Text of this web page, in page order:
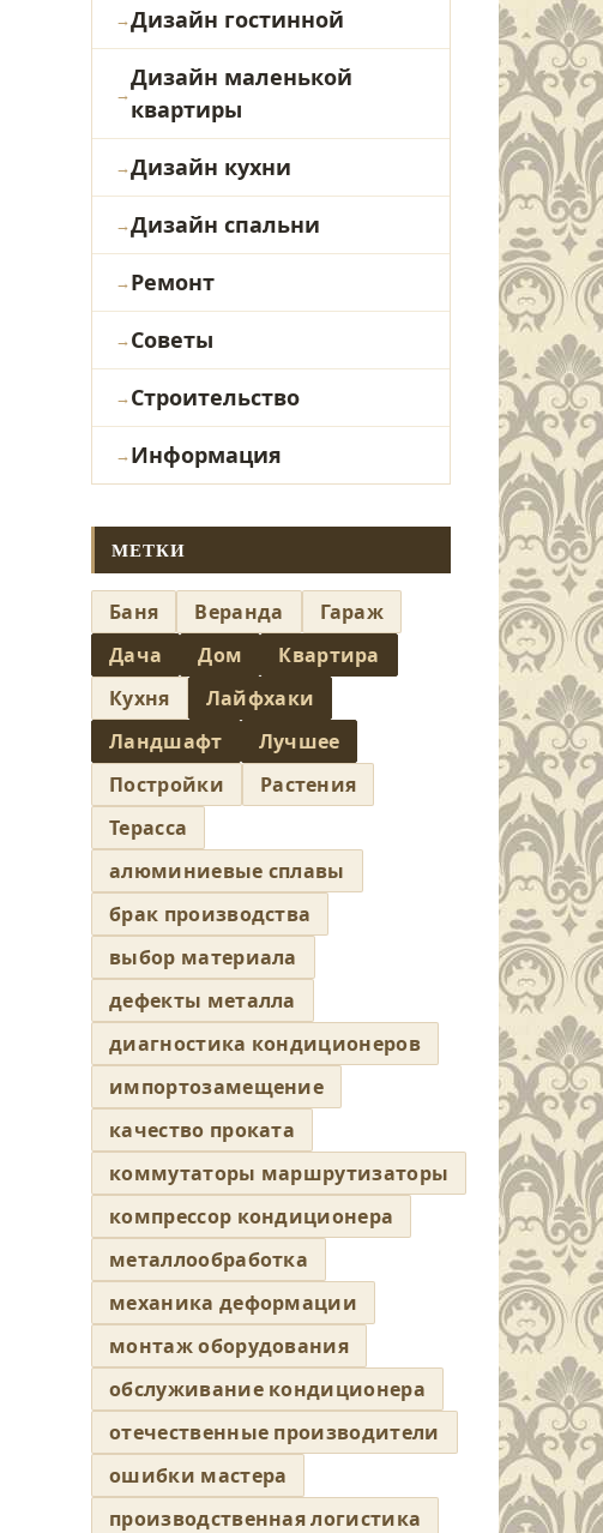
Дизайн гостинной
Дизайн маленькой
квартиры
Дизайн кухни
Дизайн спальни
Ремонт
Советы
Строительство
Информация
МЕТКИ
Баня Веранда
Гараж
Дача
Дом
Квартира
Кухня
Лайфхаки
Ландшафт
Лучшее
Постройки
Растения
Терасса
алюминиевые сплавы
брак производства
выбор материала
дефекты металла
диагностика кондиционеров
импортозамещение
качество проката
коммутаторы маршрутизаторы
компрессор кондиционера
металлообработка
механика деформации
монтаж оборудования
обслуживание кондиционера
отечественные производители
ошибки мастера
производственная логистика